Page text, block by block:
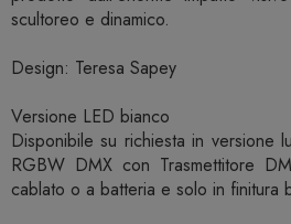
scultoreo e dinamico.
Design: Teresa Sapey
Versione LED bianco
Disponibile su richiesta in versione
RGBW DMX con Trasmettitore
cablato o a batteria e solo in finitura